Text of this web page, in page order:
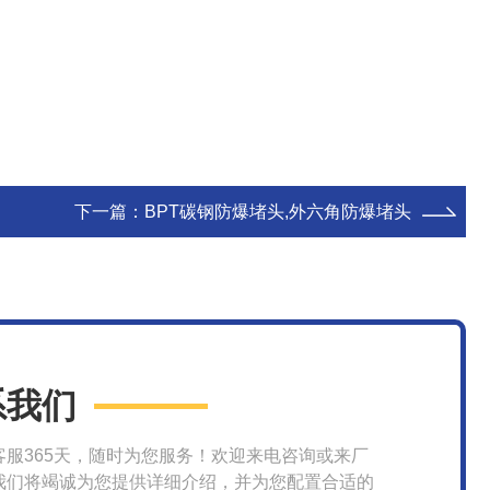
下一篇： BPT碳钢防爆堵头,外六角防爆堵头
们
服365天，随时为您服务！欢迎来电咨询或来厂
们将竭诚为您提供详细介绍，并为您配置合适的